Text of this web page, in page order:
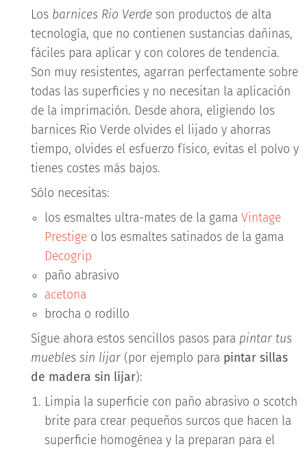
Los barnices Rio Verde son productos de alta
tecnología, que no contienen sustancias dañinas,
fáciles para aplicar y con colores de tendencia.
Son muy resistentes, agarran perfectamente sobre
todas las superficies y no necesitan la aplicación
de la imprimación. Desde ahora, eligiendo los
barnices Rio Verde olvides el lijado y ahorras
tiempo, olvides el esfuerzo físico, evitas el polvo y
tienes costes más bajos.
Sólo necesitas:
los esmaltes ultra-mates de la gama Vintage
Prestige o los esmaltes satinados de la gama
Decogrip
paño abrasivo
acetona
brocha o rodillo
Sigue ahora estos sencillos pasos para pintar tus
muebles sin lijar (por ejemplo para pintar sillas
de madera sin lijar):
Limpia la superficie con paño abrasivo o scotch
brite para crear pequeños surcos que hacen la
superficie homogénea y la preparan para el